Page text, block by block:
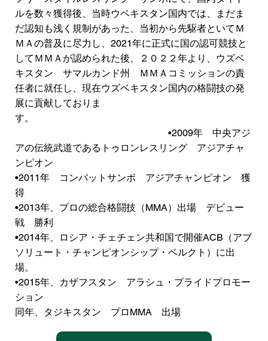
ルを数々獲得後、当時ウベキスタン国内では、まだま
だ認知も浅く規制があった、当初から先駆者といてＭ
ＭＡの普及に尽力し、2021年に正式に国の認可競技と
してＭＭＡが認められた後、２０２２年より、ウズベ
キスタン サマルカンド州 ＭＭＡコミッションの責
任者に就任し、現在ウズベキスタン国内の格闘技の発
展に貢献しておりま
す。
•2009年 中央アジ
アの伝統武道であるトゥロンレスリング アジアチャ
ンピオン
•2011年 コンバットサンボ アジアチャンピオン 獲
得
•2013年、プロの総合格闘技（MMA）出場 デビュー
戦 勝利
•2014年、ロシア・チェチェン共和国で開催ACB（アブ
ソリュート・チャンピオンシップ・ベルクト）に出
場。
•2015年、カザフスタン アラシュ・プライドプロモー
ション
同年、タジキスタン プロMMA 出場